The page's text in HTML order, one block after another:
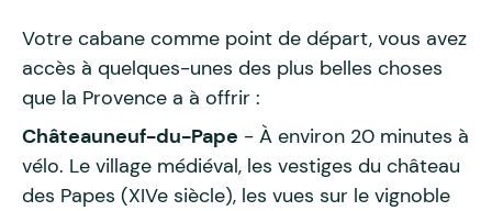
Votre cabane comme point de départ, vous avez
accès à quelques-unes des plus belles choses
que la Provence a à offrir :
Châteauneuf-du-Pape - À environ 20 minutes à
vélo. Le village médiéval, les vestiges du château
des Papes (XIVe siècle), les vues sur le vignoble